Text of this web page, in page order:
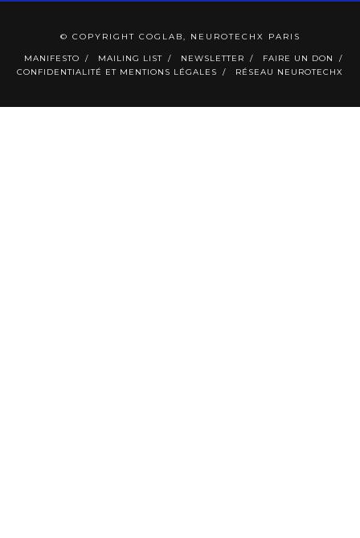
© COPYRIGHT COGLAB, NEUROTECHX PARIS
MANIFESTO MAILING LIST NEWSLETTER
FAIRE UN DON
CONFIDENTIALITÉ ET MENTIONS LÉGALES
RÉSEAU NEUROTECHX